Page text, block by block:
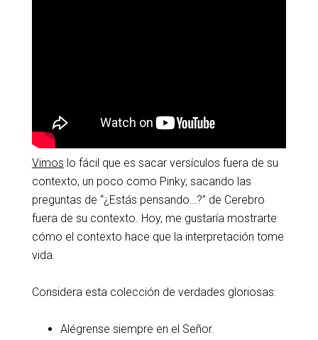
Vimos lo fácil que es sacar versículos fuera de su
contexto, un poco como Pinky, sacando las
preguntas de “¿Estás pensando…?” de Cerebro
fuera de su contexto. Hoy, me gustaría mostrarte
cómo el contexto hace que la interpretación tome
vida.
Considera esta colección de verdades gloriosas:
Alégrense siempre en el Señor.